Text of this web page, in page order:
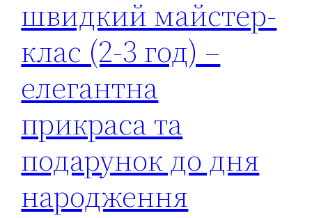
швидкий майстер-
клас (2-3 год) –
елегантна
прикраса та
подарунок до дня
народження